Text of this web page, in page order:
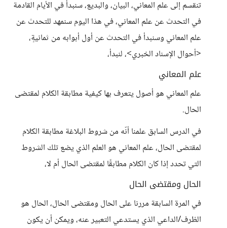
تنقسم إلى علم المعاني، البيان، والبديع، سنبدأ في الأيام القادمة
في التحدث عن علم المعاني، في هذا اليوم سنمهد للتحدث عن
علم المعاني وسنبدأ في التحدث عن أول أبوابه من ثمانيةٍ،
<أحوال الإسناد الخبري>، لنبدأ،
علم المعاني
علم المعاني هو أصول يتعرف بها كيفية مطابقة الكلام لمقتضى
الحال.
في الدرس السابق علمنا أنّه من شروط البلاغة مطابقة الكلام
لمقتضى الحال، علم المعاني هو العلم الذي يضع تلك الشروط
التي تحدد إذا كان الكلام مطابقًا لمقتضى الحال أم لا،
الحال ومقتضى الحال
في المرة السابقة مررنا على الحال ومقتضى الحال، الحال هو
الظرف/الداعي الذي يستدعي التعبير عنه، ويمكن أن يكون